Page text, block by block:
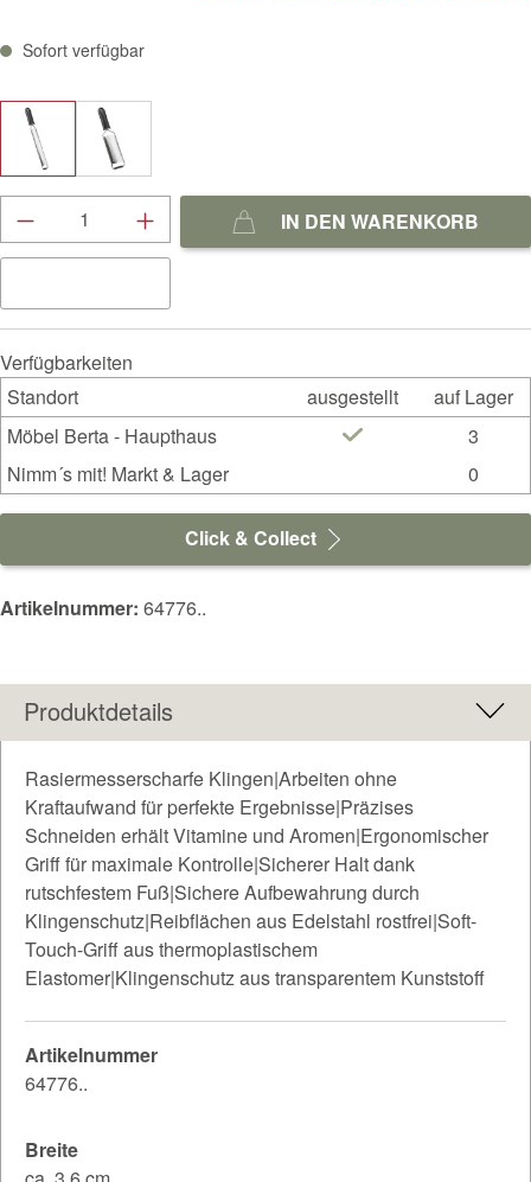
Sofort verfügbar
Produkt Anzahl: Gib den gewünschten Wert
IN DEN WARENKORB
Verfügbarkeiten
Standort
ausgestellt
auf Lager
Möbel Berta - Haupthaus
3
Nimm´s mit! Markt & Lager
0
Click & Collect
Artikelnummer: 64776..
Produktdetails
Rasiermesserscharfe Klingen|Arbeiten ohne
Kraftaufwand für perfekte Ergebnisse|Präzises
Schneiden erhält Vitamine und Aromen|Ergonomischer
Griff für maximale Kontrolle|Sicherer Halt dank
rutschfestem Fuß|Sichere Aufbewahrung durch
Klingenschutz|Reibflächen aus Edelstahl rostfrei|Soft-
Touch-Griff aus thermoplastischem
Elastomer|Klingenschutz aus transparentem Kunststoff
Artikelnummer
64776..
Breite